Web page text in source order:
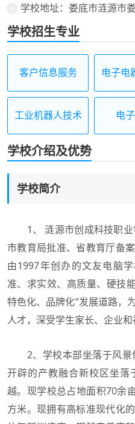
学校地址：娄底市涟源市
学校招生专业
客户信息服务
电子电
工业机器人技术
电
学校介绍及优势
学校简介
1、 涟源市创成科技职业
市教育局批准、省教育厅备
由1997年创办的文友电脑
准、求实效、高质量、硬技
特色化、品牌化”发展道路，
人才，深受学生家长、企业和
2、学校本部坐落于风景
开辟的产教融合新校区坐
越。现学校总占地面积70余
方米。现拥有高标准现代化